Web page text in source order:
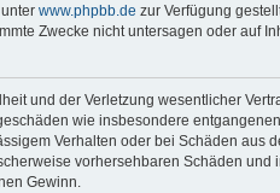
www.phpbb.de zur Verfügung
Zwecke nicht untersagen oder auf
und der Verletzung wesentlicher
wie insbesondere
Verhalten oder bei Schäden aus
vorhersehbaren Schäden
Gewinn.